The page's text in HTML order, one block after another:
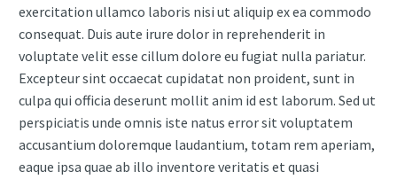
exercitation ullamco laboris nisi ut aliquip ex ea commodo
consequat. Duis aute irure dolor in reprehenderit in
voluptate velit esse cillum dolore eu fugiat nulla pariatur.
Excepteur sint occaecat cupidatat non proident, sunt in
culpa qui officia deserunt mollit anim id est laborum. Sed ut
perspiciatis unde omnis iste natus error sit voluptatem
accusantium doloremque laudantium, totam rem aperiam,
eaque ipsa quae ab illo inventore veritatis et quasi